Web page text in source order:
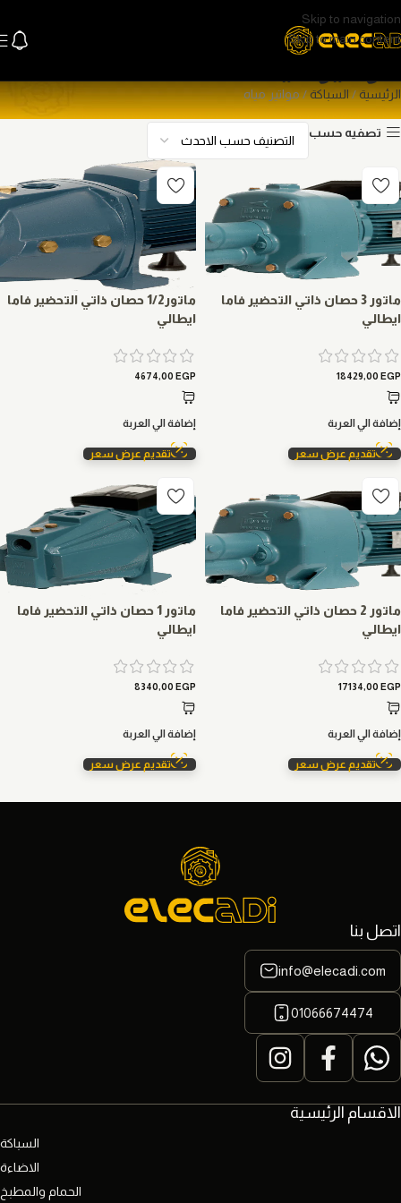
Skip to navigation
Skip to main content
مواتير مياه
الرئيسية السباكة مواتير مياه
تصفيه حسب
ماتور 3 حصان ذاتي التحضير فاما
ايطالي
18429,00 EGP
إضافة الي العربة
تقديم عرض سعر
ماتور1/2 حصان ذاتي التحضير فاما
ايطالي
4674,00 EGP
إضافة الي العربة
تقديم عرض سعر
ماتور 2 حصان ذاتي التحضير فاما
ايطالي
17134,00 EGP
إضافة الي العربة
تقديم عرض سعر
ماتور 1 حصان ذاتي التحضير فاما
ايطالي
8340,00 EGP
إضافة الي العربة
تقديم عرض سعر
الاقسام الرئيسية
السباكة
الاضاءة
الحمام والمطبخ
اتصل بنا
info@elecadi.com
01066674474